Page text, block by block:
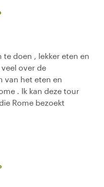
te doen , lekker eten en
over de
van het eten en
. Ik kan deze tour
Rome bezoekt